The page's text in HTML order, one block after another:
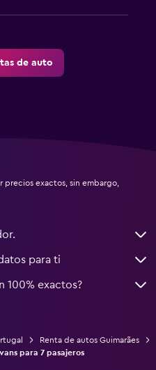
de auto
exactos, sin embargo,
para ti
100% exactos?
Renta de autos Guimarães
para 7 pasajeros